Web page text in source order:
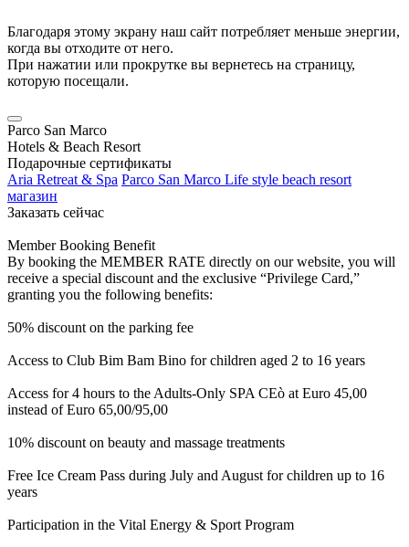
Благодаря этому экрану наш сайт потребляет меньше энергии,
когда вы отходите от него.
При нажатии или прокрутке вы вернетесь на страницу,
которую посещали.
Parco San Marco
Hotels & Beach Resort
Подарочные сертификаты
Aria Retreat & Spa Parco San Marco Life style beach resort
магазин
Заказать сейчас
Member Booking Benefit
By booking the MEMBER RATE directly on our website, you will
receive a special discount and the exclusive “Privilege Card,”
granting you the following benefits:
50% discount on the parking fee
Access to Club Bim Bam Bino for children aged 2 to 16 years
Access for 4 hours to the Adults-Only SPA CEò at Euro 45,00
instead of Euro 65,00/95,00
10% discount on beauty and massage treatments
Free Ice Cream Pass during July and August for children up to 16
years
Participation in the Vital Energy & Sport Program